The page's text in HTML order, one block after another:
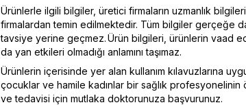
Ürünlerle ilgili bilgiler, üretici firmaların uzmanlık
firmalardan temin edilmektedir. Tüm bilgiler gerçeğe
tavsiye yerine geçmez. Ürün bilgileri, ürünlerin vaad
da yan etkileri olmadığı anlamını taşımaz.
Ürünlerin içerisinde yer alan kullanım kılavuzlarına
çocuklar ve hamile kadınlar bir sağlık profesyonelinin
ve tedavisi için mutlaka doktorunuza başvurunuz.